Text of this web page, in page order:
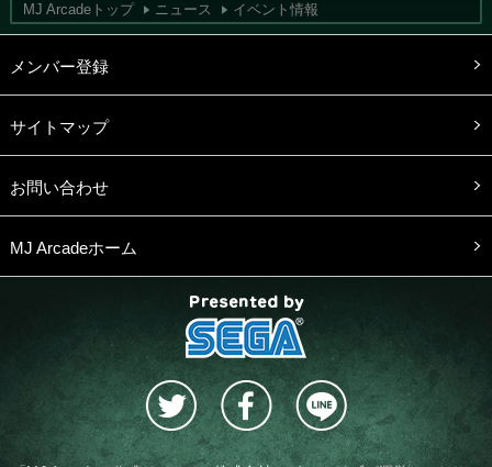
MJ Arcadeトップ ニュース イベント情報
メンバー登録
サイトマップ
お問い合わせ
MJ Arcadeホーム